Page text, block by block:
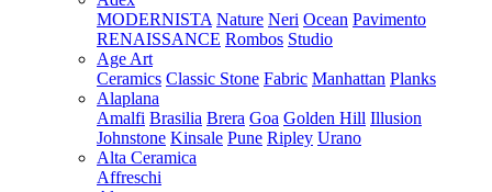
MODERNISTA Nature Neri Ocean Pavimento
RENAISSANCE Rombos Studio
Age Art
Ceramics Classic Stone Fabric Manhattan Planks
Alaplana
Amalfi Brasilia Brera Goa Golden Hill Illusion
Johnstone Kinsale Pune Ripley Urano
Alta Ceramica
Affreschi